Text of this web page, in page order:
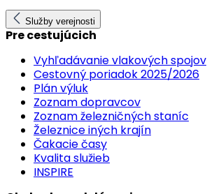
Služby verejnosti
Pre cestujúcich
Vyhľadávanie vlakových spojov
Cestovný poriadok 2025/2026
Plán výluk
Zoznam dopravcov
Zoznam železničných staníc
Železnice iných krajín
Čakacie časy
Kvalita služieb
INSPIRE